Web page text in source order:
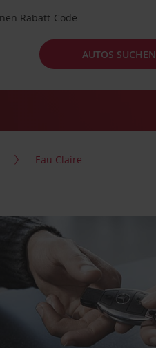
Rabatt-Code
AUTOS SUCHEN
Eau Claire